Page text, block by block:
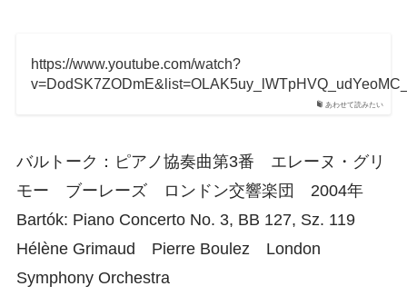
あわせて読みたい
https://www.youtube.com/watch?
バルトーク：ピアノ協奏曲第3番 エレーヌ・グリ
モー ブーレーズ ロンドン交響楽団 2004年
Bartók: Piano Concerto No. 3, BB 127, Sz. 119
Hélène Grimaud Pierre Boulez London
Symphony Orchestra